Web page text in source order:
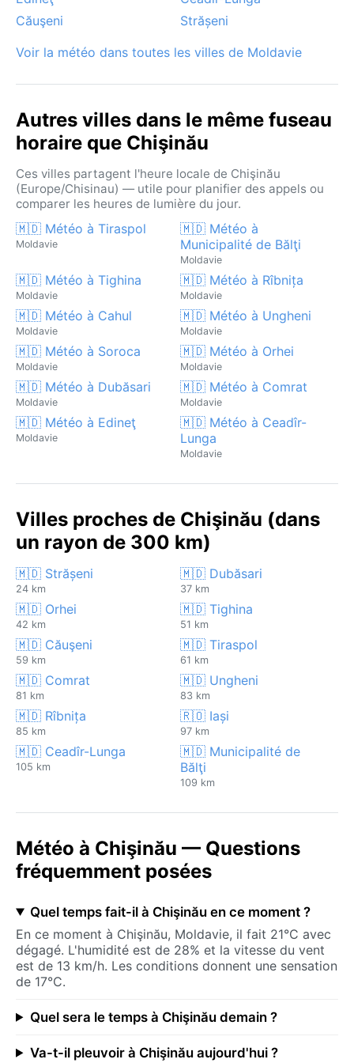
violents. Aucun ouragan ni sirocco ne vient troubler
ce climat continental typique d’Europe de l’Est.
Căuşeni
Strășeni
Voir la météo dans toutes les villes de Moldavie
Autres villes dans le même fuseau
horaire que Chişinău
Ces villes partagent l'heure locale de Chişinău
(Europe/Chisinau) — utile pour planifier des appels ou
comparer les heures de lumière du jour.
🇲🇩 Météo à Tiraspol
Moldavie
🇲🇩 Météo à
Municipalité de Bălţi
Moldavie
🇲🇩 Météo à Tighina
Moldavie
🇲🇩 Météo à Rîbnița
Moldavie
🇲🇩 Météo à Cahul
Moldavie
🇲🇩 Météo à Ungheni
Moldavie
🇲🇩 Météo à Soroca
Moldavie
🇲🇩 Météo à Orhei
Moldavie
🇲🇩 Météo à Dubăsari
Moldavie
🇲🇩 Météo à Comrat
Moldavie
🇲🇩 Météo à Edineţ
Moldavie
🇲🇩 Météo à Ceadîr-
Lunga
Moldavie
Villes proches de Chişinău (dans
un rayon de 300 km)
🇲🇩 Strășeni
24 km
🇲🇩 Dubăsari
37 km
🇲🇩 Orhei
42 km
🇲🇩 Tighina
51 km
🇲🇩 Căuşeni
59 km
🇲🇩 Tiraspol
61 km
🇲🇩 Comrat
81 km
🇲🇩 Ungheni
83 km
🇲🇩 Rîbnița
85 km
🇷🇴 Iași
97 km
🇲🇩 Ceadîr-Lunga
105 km
🇲🇩 Municipalité de
Bălţi
109 km
Météo à Chişinău — Questions
fréquemment posées
Quel temps fait-il à Chişinău en ce moment ?
En ce moment à Chişinău, Moldavie, il fait 21°C avec
dégagé. L'humidité est de 28% et la vitesse du vent
est de 13 km/h. Les conditions donnent une sensation
de 17°C.
Quel sera le temps à Chişinău demain ?
Va-t-il pleuvoir à Chişinău aujourd'hui ?